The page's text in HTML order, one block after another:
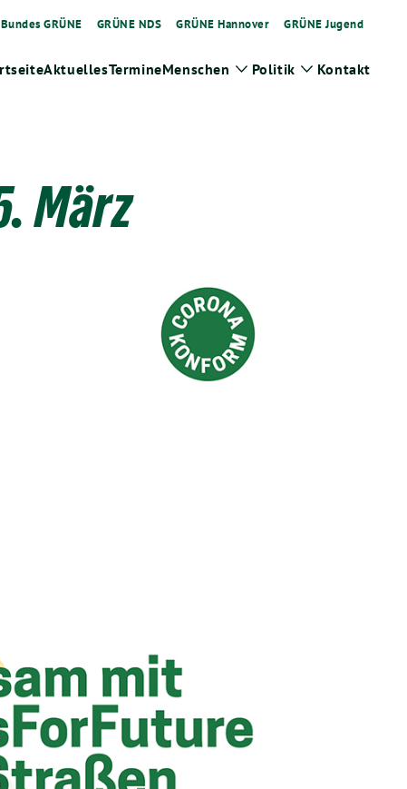
Bundes GRÜNE GRÜNE NDS GRÜNE Hannover GRÜNE Jugend
AktuellesTermineMenschen
Zeige
Politik Zeige
Kontakt
März